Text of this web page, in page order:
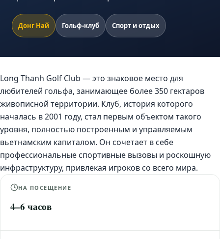
Донг Най Гольф-клуб Спорт и отдых
Long Thanh Golf Club — это знаковое место для
любителей гольфа, занимающее более 350 гектаров
живописной территории. Клуб, история которого
началась в 2001 году, стал первым объектом такого
уровня, полностью построенным и управляемым
вьетнамским капиталом. Он сочетает в себе
профессиональные спортивные вызовы и роскошную
инфраструктуру, привлекая игроков со всего мира.
НА ПОСЕЩЕНИЕ
4–6 часов